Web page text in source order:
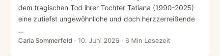
dem tragischen Tod ihrer Tochter Tatiana (1990-2025)
eine zutiefst ungewöhnliche und doch herzzerreißende
…
Carla Sommerfeld · 10. Juni 2026 · 6 Min Lesezeit